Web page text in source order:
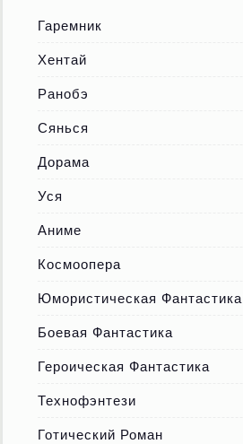
Гаремник
Хентай
Ранобэ
Сянься
Дорама
Уся
Аниме
Космоопера
Юмористическая Фантастика
Боевая Фантастика
Героическая Фантастика
Технофэнтези
Готический Роман